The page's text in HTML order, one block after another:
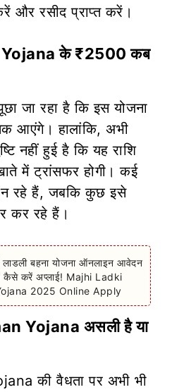
और रसीद प्राप्त करें।
के ₹2500 कब
जा रहा है कि इस योजना
आएंगे। हालांकि, अभी
नहीं हुई है कि यह राशि
में ट्रांसफर होगी। कई
रहे हैं, जबकि कुछ इसे
कर रहे हैं।
लाडली बहना योजना ऑनलाइन आवेदन
कैसे करें अप्लाई! Majhi Ladki
2025 Online Apply
Yojana असली है या
की वैधता पर अभी भी